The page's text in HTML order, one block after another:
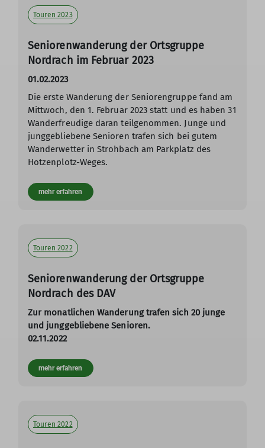
Touren 2023
Seniorenwanderung der Ortsgruppe
Nordrach im Februar 2023
01.02.2023
Die erste Wanderung der Seniorengruppe fand am
Mittwoch, den 1. Februar 2023 statt und es haben 31
Wanderfreudige daran teilgenommen. Junge und
junggebliebene Senioren trafen sich bei gutem
Wanderwetter in Strohbach am Parkplatz des
Hotzenplotz-Weges.
mehr erfahren
Touren 2022
Seniorenwanderung der Ortsgruppe
Nordrach des DAV
Zur monatlichen Wanderung trafen sich 20 junge
und junggebliebene Senioren.
02.11.2022
mehr erfahren
Touren 2022